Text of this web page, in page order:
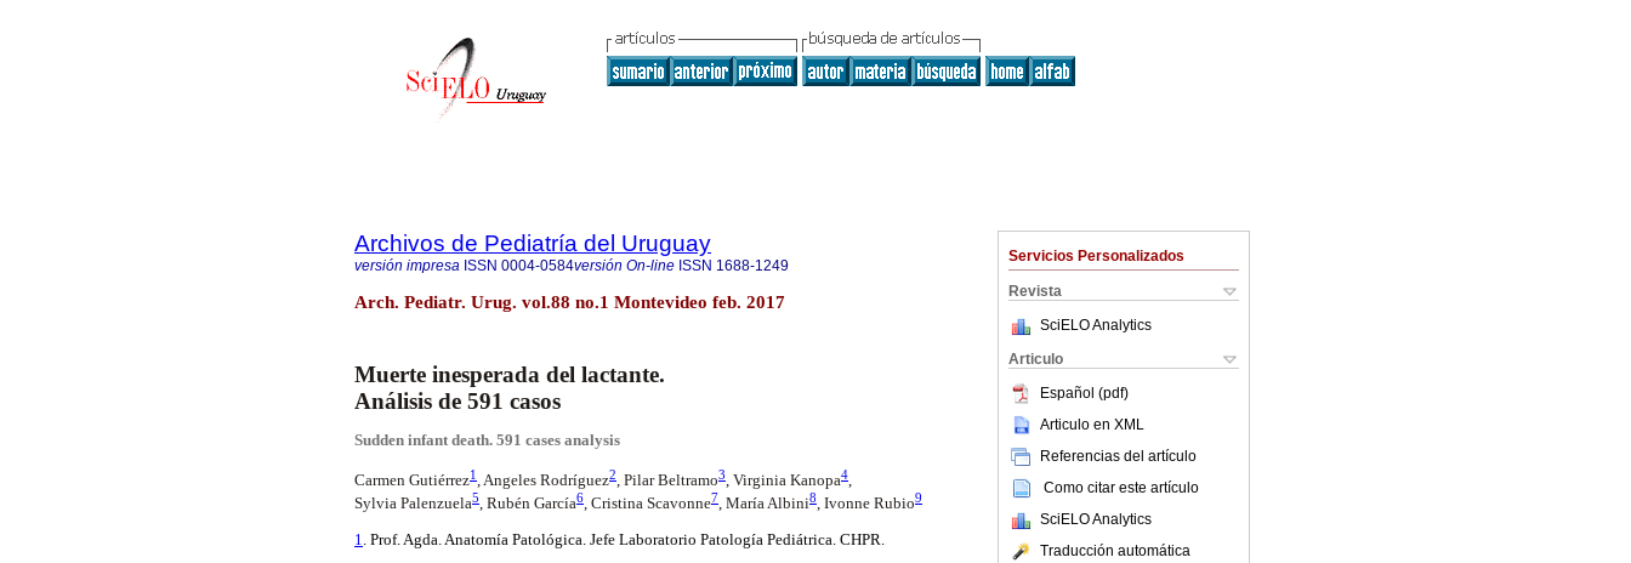
Servicios Personalizados
Revista
SciELO Analytics
Articulo
Español (pdf)
Articulo en XML
Referencias del artículo
Como citar este artículo
SciELO Analytics
Traducción automática
Archivos de Pediatría del Uruguay
versión impresa ISSN 0004-0584versión On-line ISSN 1688-1249
Arch. Pediatr. Urug. vol.88 no.1 Montevideo feb. 2017
Muerte inesperada del lactante.
Análisis de 591 casos
Sudden infant death. 591 cases analysis
Carmen Gutiérrez1 Angeles Rodríguez2 , Pilar Beltramo3 , Virginia Kanopa4
Sylvia Palenzuela5, Rubén García6, Cristina Scavonne7, María Albini8, Ivonne Rubio9
1 . Prof. Agda . Anatomía Patológica. Jefe Laboratorio Patología Pediátrica. CHPR.